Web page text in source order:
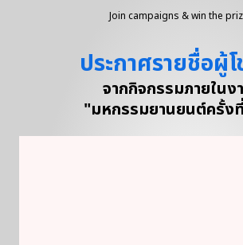
Join campaigns & win the
ประกาศรายชื่อผู้
จากกิจกรรมภายในง
"มหกรรมยานยนต์ครั้ง